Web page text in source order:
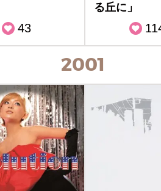
43
る丘に」
2001